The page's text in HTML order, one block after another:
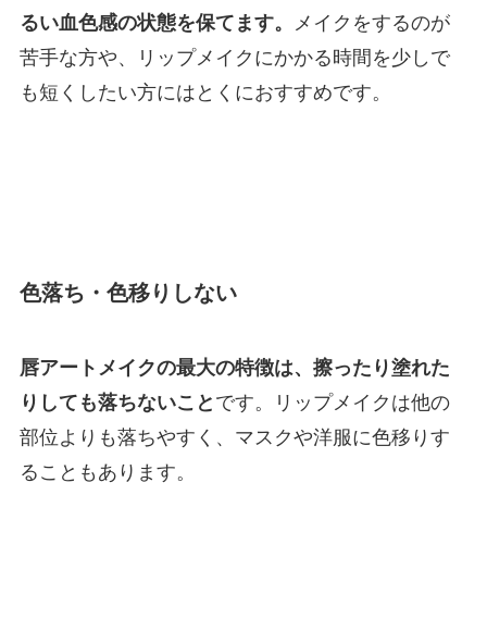
るい血色感の状態を保てます。
メイクをするのが
苦手な方や、リップメイクにかかる時間を少しで
も短くしたい方にはとくにおすすめです。
色落ち・色移りしない
唇アートメイクの最大の特徴は、擦ったり塗れた
りしても落ちないこと です。リップメイクは他の
部位よりも落ちやすく、マスクや洋服に色移りす
ることもあります。